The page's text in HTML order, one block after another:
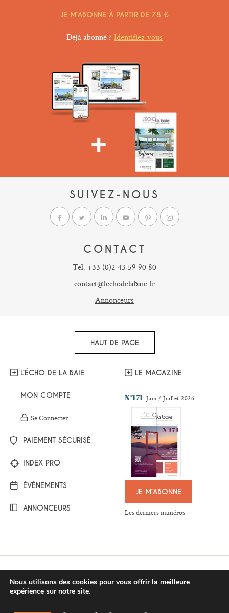
JE M’ABONNE À PARTIR DE 78 €
Déjà abonné ? Identifiez-vous
SUIVEZ-NOUS
CONTACT
Tel. +33 (0)2 43 59 90 80
contact@lechodelabaie.fr
Annonceurs
HAUT DE PAGE
L’ÉCHO DE LA BAIE
MON COMPTE
Se Connecter
PAIEMENT SÉCURISÉ
INDEX PRO
ÉVÉNEMENTS
ANNONCEURS
LE MAGAZINE
N°171 Juin / Juillet 2026
JE M’ABONNE
Les derniers numéros
Mentions légales Plan du site
Contact
Respect de la vie privée
Conditions générales de vente
Nous utilisons des cookies pour vous offrir la meilleure
expérience sur notre site.